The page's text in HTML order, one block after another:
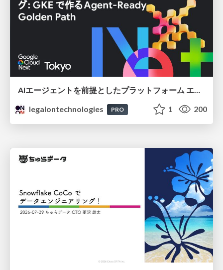
AIエージェントを前提としたプラットフォーム エンジニアリング：GKEで作るAgent-Ready Golden Path
legalontechnologies
PRO 1 200